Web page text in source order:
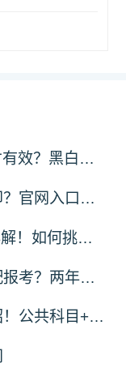
2026年一建准考证怎么打印才有效？黑白彩打有区别吗？
2026年一建准考证在哪里打印？官网入口是什么？
一建考试科目10大实务专业详解！如何挑选？
2026年一建考试科目怎么搭配报考？两年滚动
2026年一建考试科目完整介绍！公共科目+专业科目